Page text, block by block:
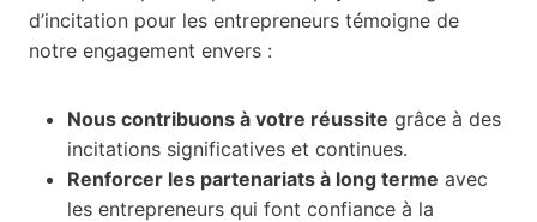
d’incitation pour les entrepreneurs témoigne de
notre engagement envers :
Nous contribuons à votre réussite grâce à des
incitations significatives et continues.
Renforcer les partenariats à long terme avec
les entrepreneurs qui font confiance à la